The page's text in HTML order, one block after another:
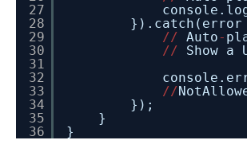
27
28
29
30
31
32
33
34
35
36
}).catch(error
// Auto-
//
Show
//
});
}
}